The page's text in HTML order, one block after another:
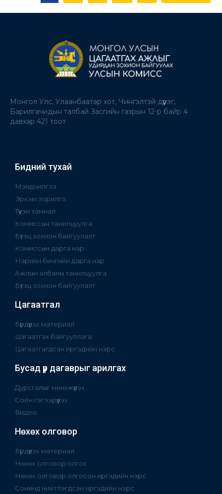
Монгол Улс, Улаанбаатар хот, Чингэлтэй дүүрэг,
Барилгачидын талбай Засгийн газрын 12-р байр 4
давхар 421 тоот
Бидний тухай
Мэндчилгээ
Эрхэм зорилго
Түүхэн замнал
Комиссын танилцуулга
Бүтэц зохион байгуулалт
Комиссын дарга нар
Нарийн бичгийн дарга нар
Ажлын албаны танилцуулга
Бүтэц зохион байгуулалт
Цагаатгал
Бүрдүүлэх материал
Цагаатгах байгууллага
Цагаатгагдсан иргэдийн нэрс
Бусад үр дагаврыг арилгах
Дурсгалыг мөнхжүүлэх
Соён гэгээрүүлэх
Видео
Нөхөх олговор
Бүрдүүлэх материал
Нөхөх олговор олгох
Нөхөх олговор олгосон иргэдийн нэрс
Сонинд нийтлэгдсэн иргэдийн нэрс